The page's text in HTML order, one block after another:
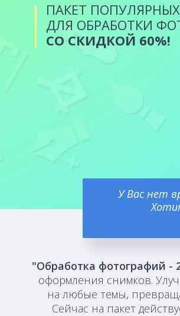
ПАКЕТ
ДЛЯ ОБРАБОТКИ
СО СКИДКОЙ 60%!
У Вас нет
"Обработка фотографий -
оформления снимков.
на любые темы,
Сейчас на пакет